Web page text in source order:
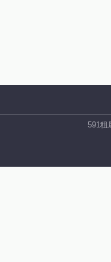
591租